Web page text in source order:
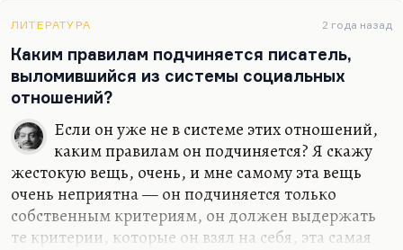
ряда – это Бродский, это Кушнер, это Слепакова,
это Лосев. Это поэты первого ряда бесспорно, как
к ним по-разному ни относись. Есть поэты
второго ряда – например, Горбовский. Человек
очень…
ЛИТЕРАТУРА 2 года назад
Каким правилам подчиняется писатель,
выломившийся из системы социальных
отношений?
Если он уже не в системе этих отношений,
каким правилам он подчиняется? Я скажу
жестокую вещь, очень, и мне самому эта вещь
очень неприятна — он подчиняется только
собственным критериям, он должен выдержать
те критерии, которые он взял на себя, эта самая